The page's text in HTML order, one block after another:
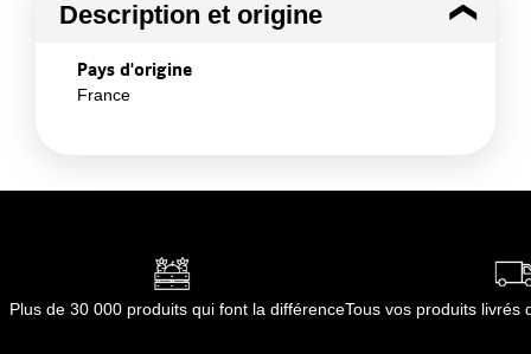
Description et origine
Pays d'origine
France
Plus de 30 000 produits qui font la différenceTous vos produits livrés